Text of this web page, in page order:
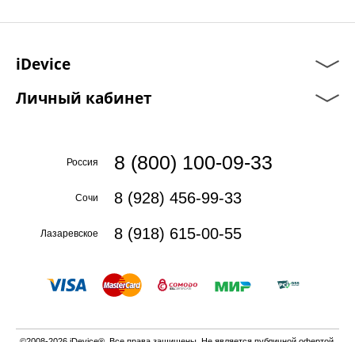
iDevice
Личный кабинет
Россия 8 (800) 100-09-33
Сочи 8 (928) 456-99-33
Лазаревское 8 (918) 615-00-55